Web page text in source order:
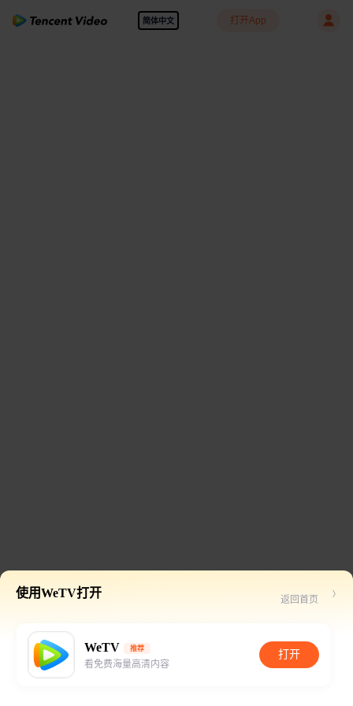
简体中文 打开App
使用WeTV打开 返回首页
WeTV 推荐
看免费海量高清内容
打开